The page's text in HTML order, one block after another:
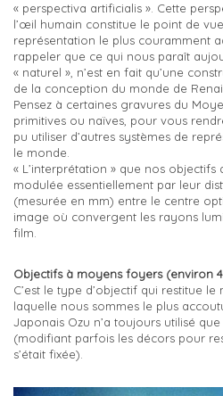
« perspectiva artificialis ». Cette
l’œil humain constitue le point de
représentation le plus couramment
rappeler que ce qui nous paraît
« naturel », n’est en fait qu’une
de la conception du monde de
Pensez à certaines gravures du
primitives ou naïves, pour vous
pu utiliser d’autres systèmes de
le monde.
« L’interprétation » que nos
modulée essentiellement par leur
(mesurée en mm) entre le centre
image où convergent les rayons
film.
Objectifs à moyens foyers (environ
C’est le type d’objectif qui restitue
laquelle nous sommes le plus
Japonais Ozu n’a toujours utilisé
(modifiant parfois les décors pour
s’était fixée).